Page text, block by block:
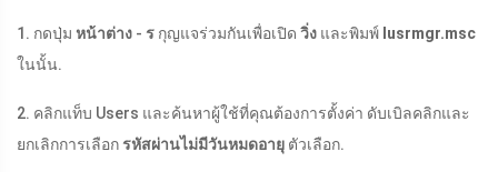
1. กดปุ่ม หน้าต่าง - ร กุญแจร่วมกันเพื่อเปิด วิ่ง และพิมพ์ lusrmgr.msc
ในนั้น.
2. คลิกแท็บ Users และค้นหาผู้ใช้ที่คุณต้องการตั้งค่า ดับเบิลคลิกและ
ยกเลิกการเลือก รหัสผ่านไม่มีวันหมดอายุ ตัวเลือก.